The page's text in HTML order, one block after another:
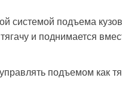
системой подъема
и поднимается
подъемом как